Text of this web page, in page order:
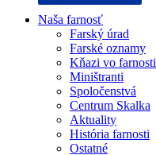
Naša farnosť
Farský úrad
Farské oznamy
Kňazi vo farnosti
Miništranti
Spoločenstvá
Centrum Skalka
Aktuality
História farnosti
Ostatné